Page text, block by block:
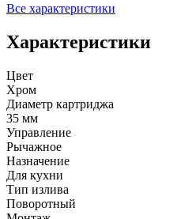
Все характеристики
Характеристики
Цвет
Хром
Диаметр картриджа
35 мм
Управление
Рычажное
Назначение
Для кухни
Тип излива
Поворотный